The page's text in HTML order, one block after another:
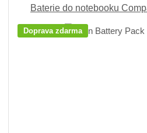
Baterie do notebooku
Doprava zdarma